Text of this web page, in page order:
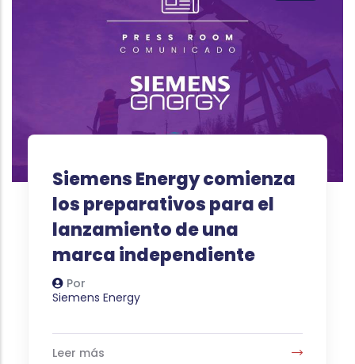
Siemens Energy comienza
los preparativos para el
lanzamiento de una
marca independiente
Por
Autor
Siemens Energy
Leer más